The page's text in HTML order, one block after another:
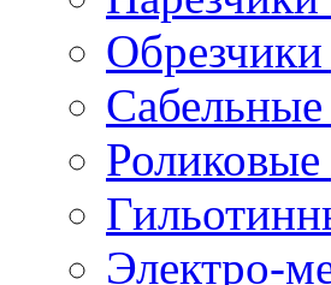
Обрезчики
Сабельные
Роликовые
Электро-